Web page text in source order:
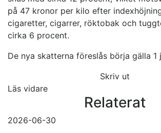
på 47 kronor per kilo efter
cigaretter, cigarrer, röktobak och
cirka 6 procent.
De nya skatterna föreslås börja gälla 1
Skriv ut
Läs vidare
Relaterat
2026-06-30